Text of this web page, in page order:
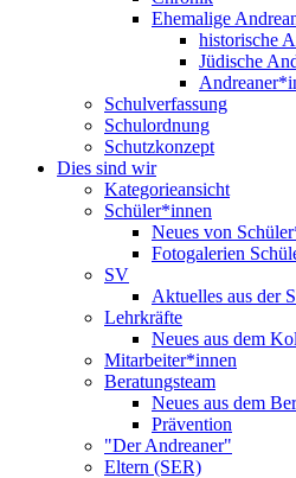
Ehemalige
historische
Jüdische
Schulverfassung
Schulordnung
Schutzkonzept
Dies sind wir
Kategorieansicht
Schüler*innen
Neues von
Fotogalerien
SV
Aktuelles aus der
Lehrkräfte
Neues aus dem
Mitarbeiter*innen
Beratungsteam
Neues aus dem
Prävention
"Der Andreaner"
Eltern (SER)